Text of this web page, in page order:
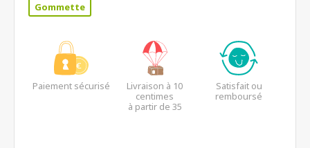
Gommette
Paiement sécurisé
Livraison à 10
centimes
à partir de 35
Satisfait ou
remboursé